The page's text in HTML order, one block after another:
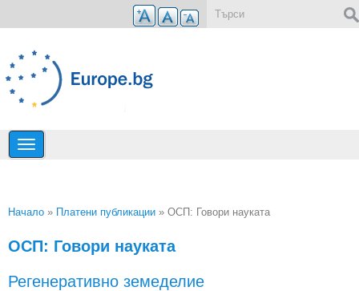
Премини към основното съдържание
Начало » Платени публикации » ОСП: Говори науката
ОСП: Говори науката
Регенеративно земеделие